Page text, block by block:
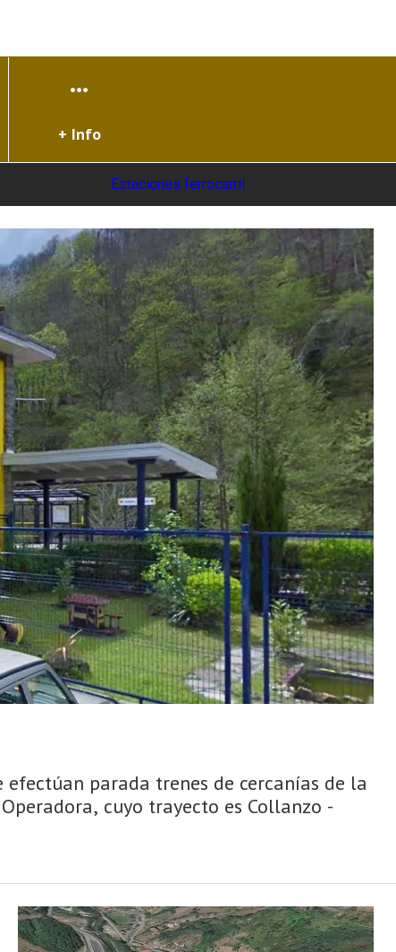
+ Info
Estaciones ferrocarril
parada trenes de cercanías de la
cuyo trayecto es Collanzo -